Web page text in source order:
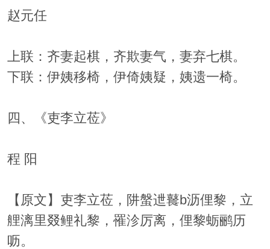
赵元任
上联：齐妻起棋，齐欺妻气，妻弃七棋。
下联：伊姨移椅，伊倚姨疑，姨遗一椅。
四、《吏李立莅》
程 阳
【原文】吏李立莅，阱螌迣鼚b沥俚黎，立
艃漓里叕鲤礼黎，罹沴厉离，俚黎蛎鹂历
呖。